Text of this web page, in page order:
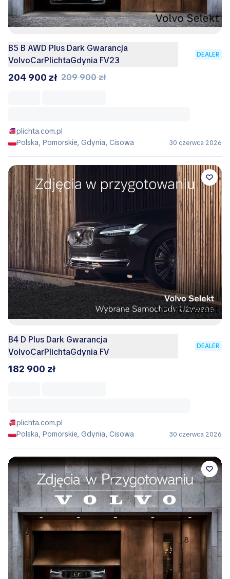
B5 B AWD Plus Dark Gwarancja
VolvoCarPlichtaGdynia FV23
DEALER
204 900 zł 209 900 zł
plichta.com.pl
Polska, Pomorskie, Gdynia, Cisowa
30 czerwca 2026
B4 D Plus Dark Gwarancja
VolvoCarPlichtaGdynia FV
DEALER
182 900 zł
plichta.com.pl
Polska, Pomorskie, Gdynia, Cisowa
30 czerwca 2026